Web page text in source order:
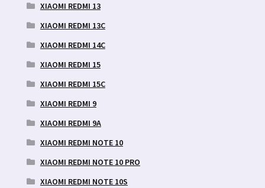
XIAOMI REDMI 13
XIAOMI REDMI 13C
XIAOMI REDMI 14C
XIAOMI REDMI 15
XIAOMI REDMI 15C
XIAOMI REDMI 9
XIAOMI REDMI 9A
XIAOMI REDMI NOTE 10
XIAOMI REDMI NOTE 10 PRO
XIAOMI REDMI NOTE 10S